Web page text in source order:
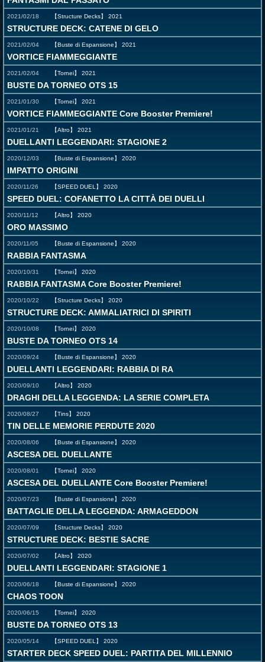
2021/02/18 【Structure Decks】 2021
STRUCTURE DECK: CATENE DI GELO
2021/02/04 【Buste di Espansione】 2021
VORTICE FIAMMEGGIANTE
2021/02/04 【Tornei】 2021
BUSTE DA TORNEO OTS 15
2021/01/30 【Tornei】 2021
VORTICE FIAMMEGGIANTE Core Booster Premiere!
2021/01/21 【Altro】 2021
DUELLANTI LEGGENDARI: STAGIONE 2
2020/12/03 【Buste di Espansione】 2020
IMPATTO ORIGINI
2020/11/26 【SPEED DUEL】 2020
SPEED DUEL: COFANETTO LA CITTÀ DEI DUELLI
2020/11/12 【Altro】 2020
ORO MASSIMO
2020/11/05 【Buste di Espansione】 2020
RABBIA FANTASMA
2020/10/31 【Tornei】 2020
RABBIA FANTASMA Core Booster Premiere!
2020/10/22 【Structure Decks】 2020
STRUCTURE DECK: AMMALIATRICI DI SPIRITI
2020/10/08 【Tornei】 2020
BUSTE DA TORNEO OTS 14
2020/09/24 【Buste di Espansione】 2020
DUELLANTI LEGGENDARI: RABBIA DI RA
2020/09/10 【Altro】 2020
DRAGHI DELLA LEGGENDA: LA SERIE COMPLETA
2020/08/27 【Tins】 2020
TIN DELLE MEMORIE PERDUTE 2020
2020/08/06 【Buste di Espansione】 2020
ASCESA DEL DUELLANTE
2020/08/01 【Tornei】 2020
ASCESA DEL DUELLANTE Core Booster Premiere!
2020/07/23 【Buste di Espansione】 2020
BATTAGLIE DELLA LEGGENDA: ARMAGEDDON
2020/07/09 【Structure Decks】 2020
STRUCTURE DECK: BESTIE SACRE
2020/07/02 【Altro】 2020
DUELLANTI LEGGENDARI: STAGIONE 1
2020/06/18 【Buste di Espansione】 2020
CHAOS TOON
2020/06/15 【Tornei】 2020
BUSTE DA TORNEO OTS 13
2020/05/14 【SPEED DUEL】 2020
STARTER DECK SPEED DUEL: PARTITA DEL MILLENNIO